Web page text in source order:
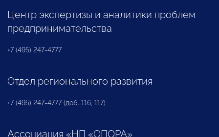
Центр экспертизы и аналитики проблем
предпринимательства
+7 (495) 247-4777
Отдел регионального развития
+7 (495) 247-4777 (доб. 116, 117)
Ассоциация «НП «ОПОРА»